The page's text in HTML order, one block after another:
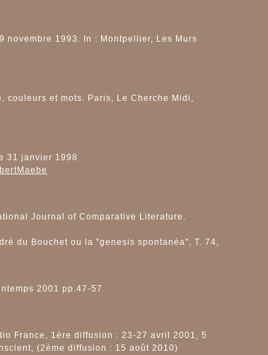
1993. In : Montpellier, Les Murs
couleurs et mots. Paris, Le Cherche Midi,
31 janvier 1998
Journal of Comparative Literature.
du Bouchet ou la "genesis spontanéa", T. 74,
2001 pp.47-57
France, 1ère diffusion : 23-27 avril 2001, 5
(2ème diffusion : 15 août 2010)